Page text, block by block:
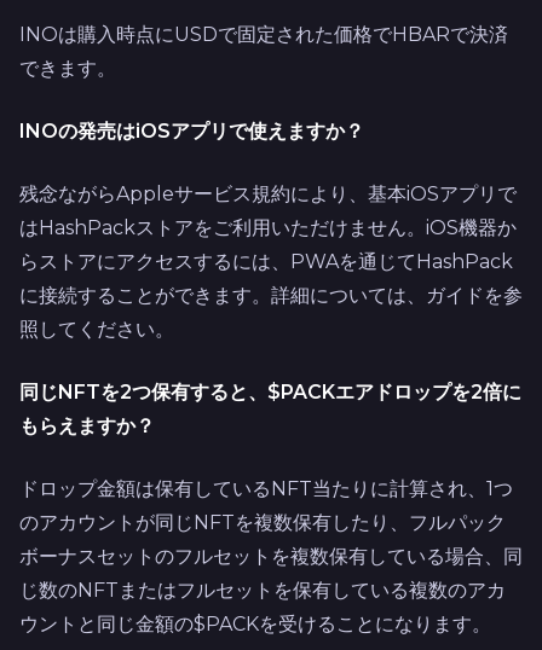
INOは購入時点にUSDで固定された価格でHBARで決済
できます。
INOの発売はiOSアプリで使えますか？
残念ながらAppleサービス規約により、基本iOSアプリで
はHashPackストアをご利用いただけません。iOS機器か
らストアにアクセスするには、PWAを通じてHashPack
に接続することができます。詳細については、ガイドを参
照してください。
同じNFTを2つ保有すると、$PACKエアドロップを2倍に
もらえますか？
ドロップ金額は保有しているNFT当たりに計算され、1つ
のアカウントが同じNFTを複数保有したり、フルパック
ボーナスセットのフルセットを複数保有している場合、同
じ数のNFTまたはフルセットを保有している複数のアカ
ウントと同じ金額の$PACKを受けることになります。